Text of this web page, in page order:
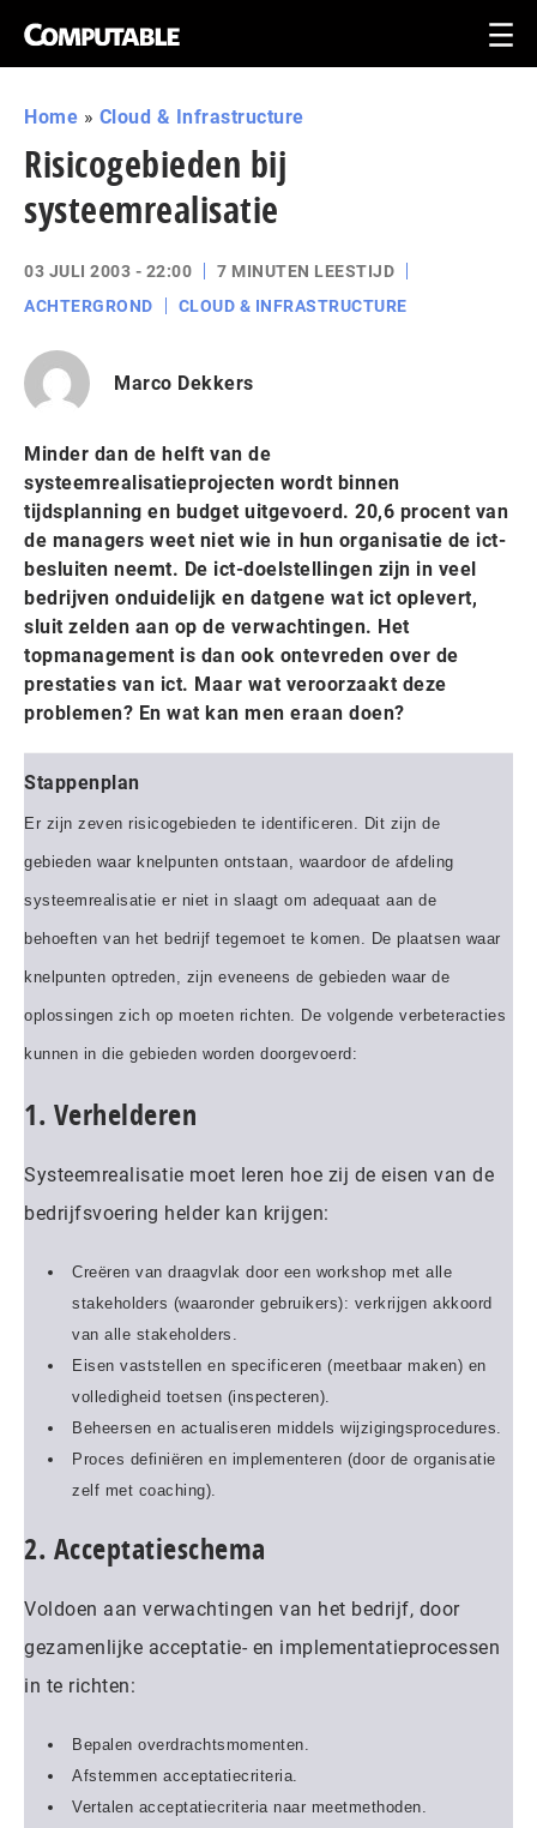
Home » Cloud & Infrastructure
Risicogebieden bij
systeemrealisatie
03 JULI 2003 - 22:00
7 MINUTEN LEESTIJD
ACHTERGROND
CLOUD & INFRASTRUCTURE
Marco Dekkers
Minder dan de helft van de
systeemrealisatieprojecten wordt binnen
tijdsplanning en budget uitgevoerd. 20,6 procent van
de managers weet niet wie in hun organisatie de ict-
besluiten neemt. De ict-doelstellingen zijn in veel
bedrijven onduidelijk en datgene wat ict oplevert,
sluit zelden aan op de verwachtingen. Het
topmanagement is dan ook ontevreden over de
prestaties van ict. Maar wat veroorzaakt deze
problemen? En wat kan men eraan doen?
Stappenplan
Er zijn zeven risicogebieden te identificeren. Dit zijn de
gebieden waar knelpunten ontstaan, waardoor de afdeling
systeemrealisatie er niet in slaagt om adequaat aan de
behoeften van het bedrijf tegemoet te komen. De plaatsen waar
knelpunten optreden, zijn eveneens de gebieden waar de
oplossingen zich op moeten richten. De volgende verbeteracties
kunnen in die gebieden worden doorgevoerd:
1. Verhelderen
Systeemrealisatie moet leren hoe zij de eisen van de
bedrijfsvoering helder kan krijgen:
Creëren van draagvlak door een workshop met alle
stakeholders (waaronder gebruikers): verkrijgen akkoord
van alle stakeholders.
Eisen vaststellen en specificeren (meetbaar maken) en
volledigheid toetsen (inspecteren).
Beheersen en actualiseren middels wijzigingsprocedures.
Proces definiëren en implementeren (door de organisatie
zelf met coaching).
2. Acceptatieschema
Voldoen aan verwachtingen van het bedrijf, door
gezamenlijke acceptatie- en implementatieprocessen
in te richten:
Bepalen overdrachtsmomenten.
Afstemmen acceptatiecriteria.
Vertalen acceptatiecriteria naar meetmethoden.